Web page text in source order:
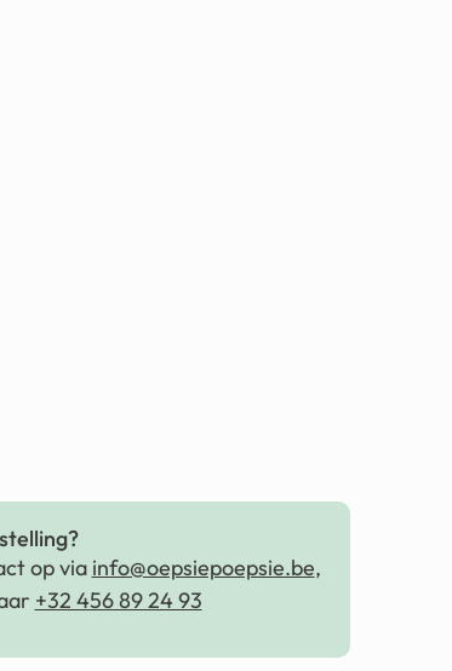
op via info@oepsiepoepsie.be,
+32 456 89 24 93